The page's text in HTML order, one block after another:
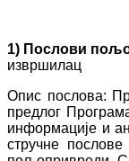
1) Послови
извршилац
Опис послова:
предлог
информације и
стручне